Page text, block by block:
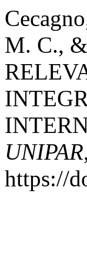
M. C.,
UNIPAR
https://